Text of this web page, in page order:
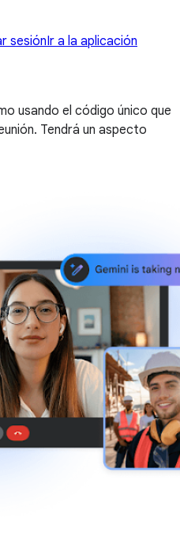
sesiónIr a la aplicación
usando el código único que
Tendrá un aspecto